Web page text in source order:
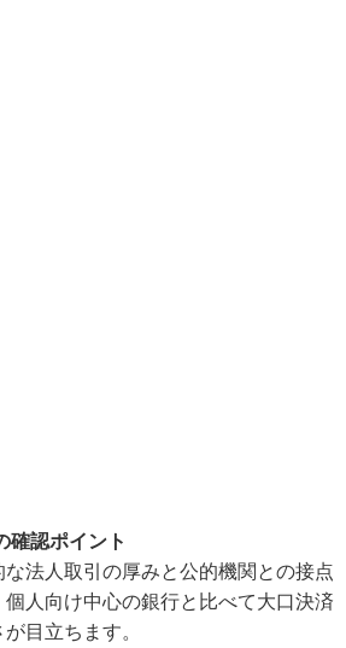
確認ポイント
法人取引の厚みと公的機関との接点
人向け中心の銀行と比べて大口決済
目立ちます。